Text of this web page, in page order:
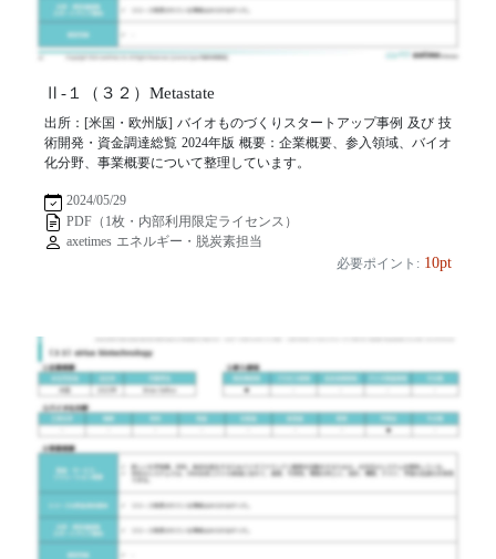
Ⅱ-１（３２）Metastate
出所：[米国・欧州版] バイオものづくりスタートアップ事例 及び 技
術開発・資金調達総覧 2024年版 概要：企業概要、参入領域、バイオ
化分野、事業概要について整理しています。
2024/05/29
PDF（1枚・内部利用限定ライセンス）
axetimes エネルギー・脱炭素担当
必要ポイント: 10pt